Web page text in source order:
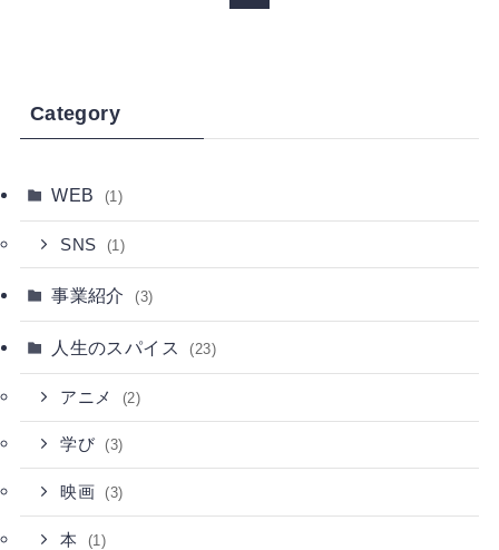
Category
WEB (1)
SNS (1)
事業紹介 (3)
人生のスパイス (23)
アニメ (2)
学び (3)
映画 (3)
本 (1)